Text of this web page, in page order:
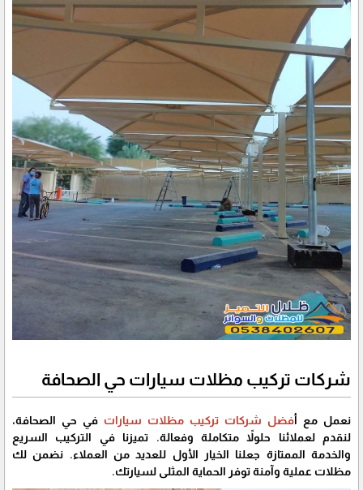
شركات تركيب مظلات سيارات حي الصحافة
نعمل مع أفضل شركات تركيب مظلات سيارات في حي الصحافة،
لنقدم لعملائنا حلولاً متكاملة وفعالة. تميزنا في التركيب السريع
والخدمة الممتازة جعلنا الخيار الأول للعديد من العملاء. نضمن لك
مظلات عملية وآمنة توفر الحماية المثلى لسيارتك.